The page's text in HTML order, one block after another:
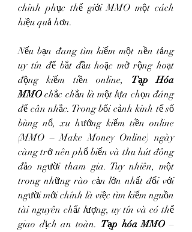
chinh phục thế giới MMO một cách
hiệu quả hơn.
Nếu bạn đang tìm kiếm một nền tảng
uy tín để bắt đầu hoặc mở rộng hoạt
động kiếm tiền online, Tạp Hóa
MMO chắc chắn là một lựa chọn đáng
để cân nhắc. Trong bối cảnh kinh tế số
bùng nổ, xu hướng kiếm tiền online
(MMO – Make Money Online) ngày
càng trở nên phổ biến và thu hút đông
đảo người tham gia. Tuy nhiên, một
trong những rào cản lớn nhất đối với
người mới chính là việc tìm kiếm nguồn
tài nguyên chất lượng, uy tín và có thể
giao dịch an toàn. Tạp hóa MMO –